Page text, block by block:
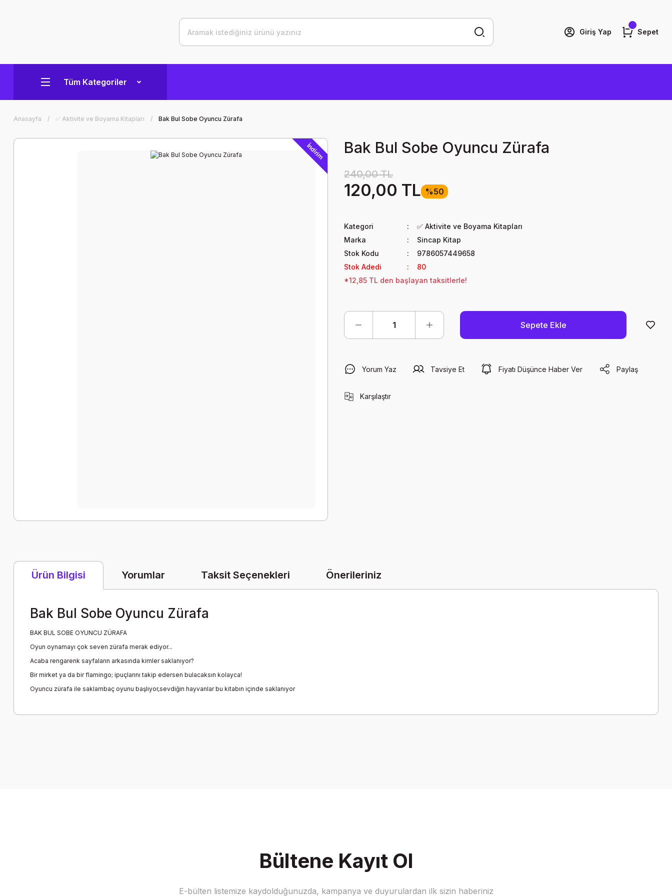
Giriş Yap Sepet
Tüm Kategoriler
Anasayfa ✅ Aktivite ve Boyama Kitapları Bak Bul Sobe Oyuncu Zürafa
İndirim Bak Bul Sobe Oyuncu Zürafa
240,00 TL
120,00 TL %50
Kategori
✅ Aktivite ve Boyama Kitapları
Marka
Sincap Kitap
Stok Kodu
9786057449658
Stok Adedi
80
*12,85 TL den başlayan taksitlerle!
Sepete Ekle
Yorum Yaz Tavsiye Et Fiyatı Düşünce Haber Ver Paylaş
Karşılaştır
Ürün Bilgisi Yorumlar Taksit Seçenekleri Önerileriniz
Bak Bul Sobe Oyuncu Zürafa
BAK BUL SOBE OYUNCU ZÜRAFA
Oyun oynamayı çok seven zürafa merak ediyor...
Acaba rengarenk sayfaların arkasında kimler saklanıyor?
Bir mirket ya da bir flamingo; ipuçlarını takip edersen bulacaksın kolayca!
Oyuncu zürafa ile saklambaç oyunu başlıyor,sevdiğin hayvanlar bu kitabın içinde saklanıyor
Gönder
Bültene Kayıt Ol
E-bülten listemize kaydolduğunuzda, kampanya ve duyurulardan ilk sizin haberiniz